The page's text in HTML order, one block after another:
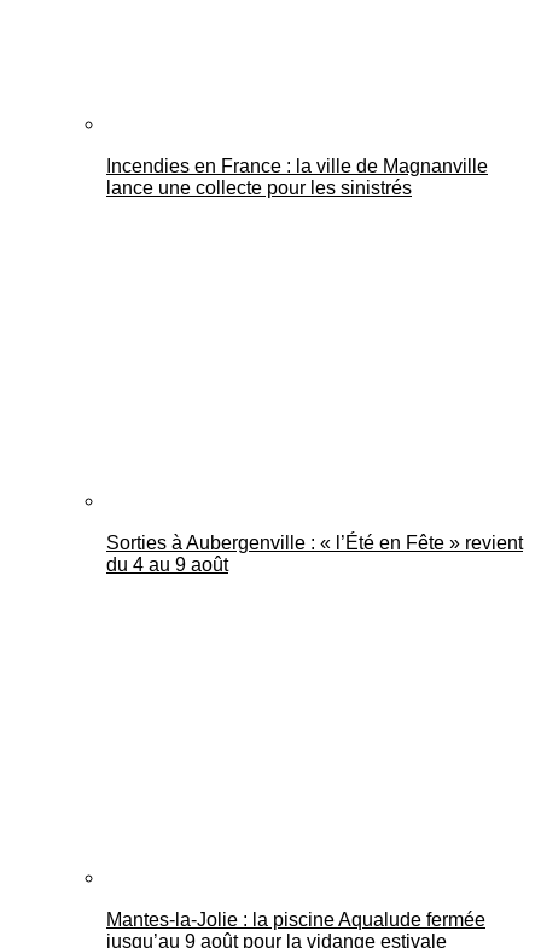
Incendies en France : la ville de Magnanville
lance une collecte pour les sinistrés
Sorties à Aubergenville : « l’Été en Fête » revient
du 4 au 9 août
Mantes-la-Jolie : la piscine Aqualude fermée
jusqu’au 9 août pour la vidange estivale